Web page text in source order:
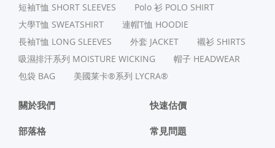
短袖T恤 SHORT SLEEVES
Polo 衫 POLO SHIRT
⼤學T恤 SWEATSHIRT
連帽T恤 HOODIE
長袖T恤 LONG SLEEVES
外套 JACKET
襯衫 SHIRTS
吸濕排汗系列 MOISTURE WICKING
帽子 HEADWEAR
包袋 BAG
美國莱卡®系列 LYCRA®
關於我們 快速估價
部落格 常見問題